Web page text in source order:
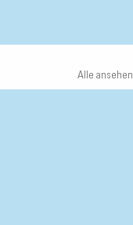
Alle ansehen